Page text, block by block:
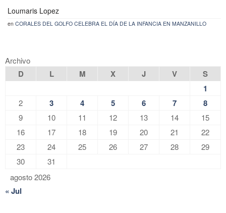
Loumaris Lopez
en CORALES DEL GOLFO CELEBRA EL DÍA DE LA INFANCIA EN MANZANILLO
Archivo
agosto 2026
D L M X J V
S
1
2 3 4 5 6 7 8
9 10 11 12 13 14
15
16
17 18 19 20 21
22
23
24 25 26 27 28
29
30
31
« Jul